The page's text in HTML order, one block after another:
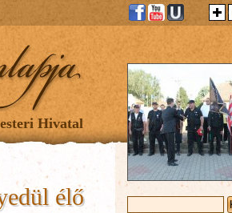
Hivatal
élő
KERESÉS